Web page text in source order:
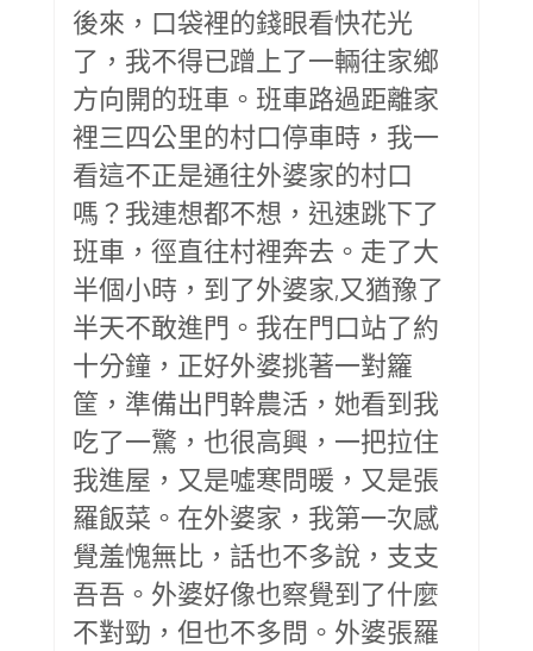
後來，口袋裡的錢眼看快花光
了，我不得已蹭上了一輛往家鄉
方向開的班車。班車路過距離家
裡三四公里的村口停車時，我一
看這不正是通往外婆家的村口
嗎？我連想都不想，迅速跳下了
班車，徑直往村裡奔去。走了大
半個小時，到了外婆家,又猶豫了
半天不敢進門。我在門口站了約
十分鐘，正好外婆挑著一對籮
筐，準備出門幹農活，她看到我
吃了一驚，也很高興，一把拉住
我進屋，又是噓寒問暖，又是張
羅飯菜。在外婆家，我第一次感
覺羞愧無比，話也不多說，支支
吾吾。外婆好像也察覺到了什麼
不對勁，但也不多問。外婆張羅